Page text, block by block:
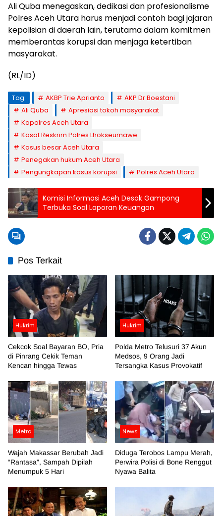
Ali Quba menegaskan, dedikasi dan profesionalisme
Polres Aceh Utara harus menjadi contoh bagi jajaran
kepolisian di daerah lain, terutama dalam komitmen
memberantas korupsi dan menjaga ketertiban
masyarakat.
(RL/ID)
Tag: AKBP Trie Aprianto
AKP Dr Boestani
Ali Quba
Apresiasi tokoh masyarakat
Kapolres Aceh Utara
Kasat Reskrim Polres Lhokseumawe
Kasus besar Aceh Utara
Penegakan hukum Aceh Utara
Pengungkapan kasus korupsi
Polres Aceh Utara
Komisi Informasi Aceh Desak Gampong
Terbuka Soal Laporan Keuangan
Pos Terkait
Hukrim
Cekcok Soal Bayaran BO, Pria
di Pinrang Cekik Teman
Kencan hingga Tewas
Hukrim
Polda Metro Telusuri 37 Akun
Medsos, 9 Orang Jadi
Tersangka Kasus Provokatif
Metro
Wajah Makassar Berubah Jadi
“Rantasa”, Sampah Dipilah
Menumpuk 5 Hari
News
Diduga Terobos Lampu Merah,
Perwira Polisi di Bone Renggut
Nyawa Balita